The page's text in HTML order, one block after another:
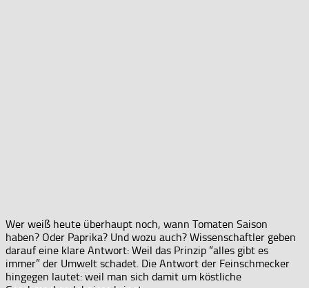
Wer weiß heute überhaupt noch, wann Tomaten Saison
haben? Oder Paprika? Und wozu auch? Wissenschaftler geben
darauf eine klare Antwort: Weil das Prinzip “alles gibt es
immer” der Umwelt schadet. Die Antwort der Feinschmecker
hingegen lautet: weil man sich damit um köstliche